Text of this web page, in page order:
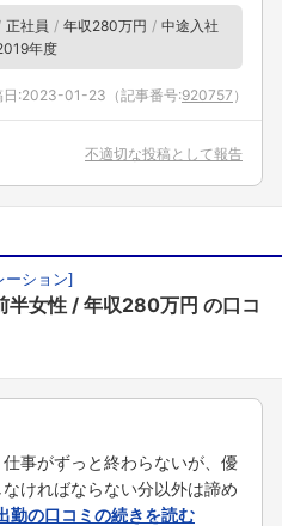
しました
ローしませんか？
正社員 年収280万円
中途入社
年度
日:2023-01-23 （記事番号:920757 ）
不適切な投稿として報告
ーション]
半女性 年収280万円 の口コ
事がずっと終わらないが、優
ければならない分以外は諦め
勤の口コミの続きを読む